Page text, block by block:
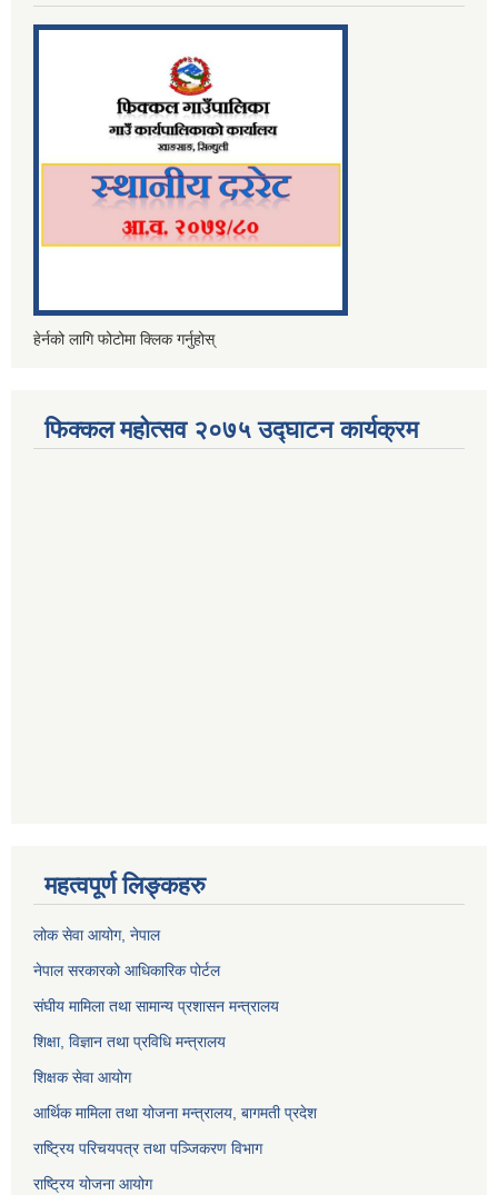
हेर्नको लागि फोटोमा क्लिक गर्नुहोस्
फिक्कल महोत्सव २०७५ उद्घाटन कार्यक्रम
महत्वपूर्ण लिङ्कहरु
लोक सेवा आयोग, नेपाल
नेपाल सरकारको आधिकारिक पोर्टल
संघीय मामिला तथा सामान्य प्रशासन मन्त्रालय
शिक्षा, विज्ञान तथा प्रविधि मन्त्रालय
शिक्षक सेवा आयोग
आर्थिक मामिला तथा योजना मन्त्रालय, बागमती प्रदेश
राष्ट्रिय परिचयपत्र तथा पञ्जिकरण विभाग
राष्ट्रिय योजना आयोग